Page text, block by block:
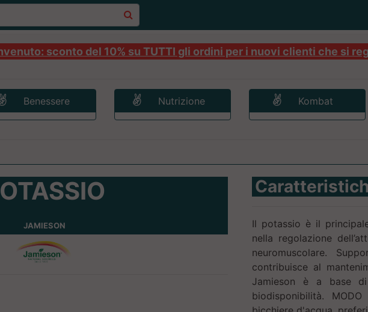
sconto del 10% su TUTTI gli ordini per i nuovi clienti che si
Benessere Nutrizione Kombat
JAMIESON
Il potassio è il
nella regolazione
neuromuscolare.
contribuisce al
Jamieson è a base
biodisponibilità.